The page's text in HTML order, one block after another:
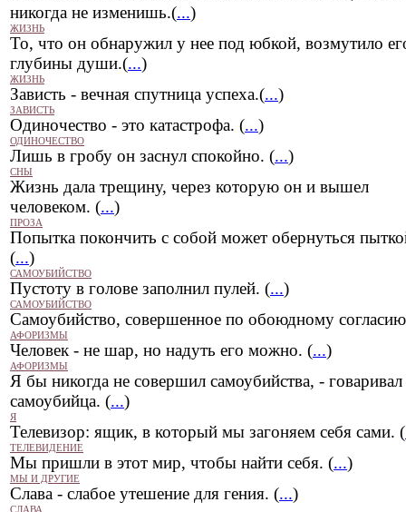
никогда не изменишь.(...)
ЖИЗНЬ
То, что он обнаружил у нее под юбкой, возмутило
глубины души.(...)
ЖИЗНЬ
Зависть - вечная спутница успеха.(...)
ЗАВИСТЬ
Одиночество - это катастрофа. (...)
ОДИНОЧЕСТВО
Лишь в гробу он заснул спокойно. (...)
СНЫ
Жизнь дала трещину, через которую он и вышел
человеком. (...)
ПРОЗА
Попытка покончить с собой может обернуться
(...)
САМОУБИЙСТВО
Пустоту в голове заполнил пулей. (...)
САМОУБИЙСТВО
Самоубийство, совершенное по обоюдному
АФОРИЗМЫ
Человек - не шар, но надуть его можно. (...)
АФОРИЗМЫ
Я бы никогда не совершил самоубийства, -
самоубийца. (...)
Я
Телевизор: ящик, в который мы загоняем себя сами. (
ТЕЛЕВИДЕНИЕ
Мы пришли в этот мир, чтобы найти себя. (...)
МЫ И ДРУГИЕ
Слава - слабое утешение для гения. (...)
СЛАВА